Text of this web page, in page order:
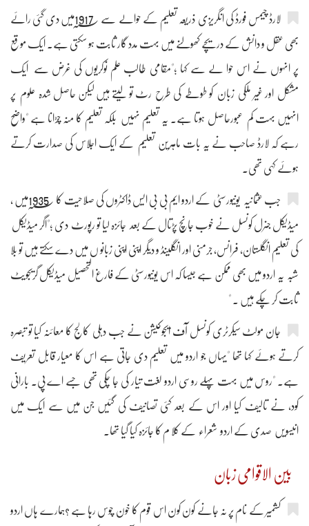
لارڈ چیمس فورڈ کی انگریزی ذریعہ تعلیم کے حوالے سے 1917؁میں دی گئی رائے
بھی عقل و دانش کے دریچے کھولنے میں بہت مدد گار ثابت ہو سکتی ہے۔ ایک موقع
پر انہوں نے اس حوا لے سے کہا ؛"مقامی طالب علم نوکریوں کی غرض سے ایک
مشکل اور غیر ملکی زبان کو طوطے کی طرح رٹ تو لیتے ہیں لیکن حاصل شدہ علوم پر
انہیں بہت کم عبورحاصل ہوتا ہے۔ یہ تعلیم نہیں بلکہ تعلیم کا منہ چڑانا ہے "واضح
رہے کہ لارڈ صاحب نے یہ بات ماہرین تعلیم کے ایک اجلاس کی صدارت کرتے
ہوئے کہی تھی۔
جب عثمانیہ یونیورسٹی کے اردو ایم بی بی ایس ڈاکٹروں کی صلاحیت کا 1935؁میں ،
میڈیکل جنرل کونسل نے خوب جانچ پڑتال کے بعد جائزہ لیا تو رپورٹ دی ؛"اگر میڈیکل
کی تعلیم انگلستان، فرانس، جرمنی اور انگلینڈ و دیگر اپنی اپنی زبانو ں میں دے سکتے ہیں تو بلا
شبہ یہ اردو میں بھی ممکن ہے جیسا کہ اس یونیورسٹی کے فارغ التحصیل میڈیکل گریجویٹ
ثابت کر چکے ہیں ۔ "
جان مولٹ سیکرٹری کونسل آف ایجوکیشن نے جب دہلی کالج کا معائنہ کیا تو تبصرہ
کرتے ہوئے کہا تھا "یہاں جو اردو میں تعلیم دی جاتی ہے اس کا معیار قابل تعریف
ہے۔ "روس میں بہت پہلے روسی اردو لغت تیار کی جا چکی تھی جسے اے پی۔ بارانی
کود، نے تالیف کیا اور اس کے بعد کئی تصانیف کی گئیں جن میں سے ایک میں
انیسویں صدی کے اردو شعراء کے کلا م کا جائزہ کیا گیا تھا۔
بین الاقوامی زبان
کشمیر کے نام پر نہ جانے کون کون اس قوم کا خون چوس رہا ہے ؟ہمارے ہاں اردو